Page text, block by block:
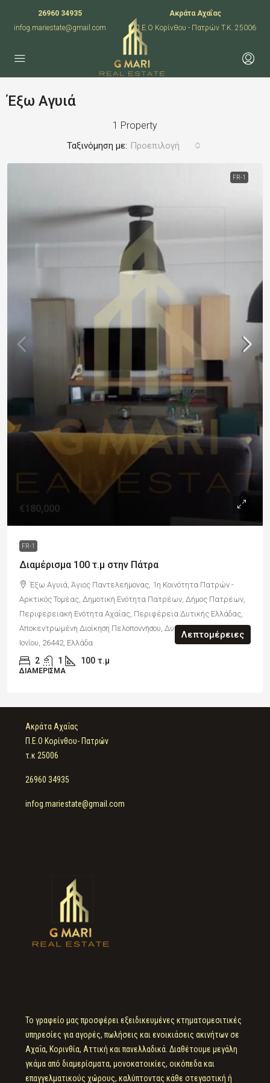
26960 34935
infog.mariestate@gmail.com
Ακράτα Αχαΐας
Π.Ε.Ο Κορίνθου - Πατρών T.K. 25006
Έξω Αγυιά
1 Property
Ταξινόμηση με: Προεπιλογή
FR-1
€180,000
FR-1
Διαμέρισμα 100 τ.μ στην Πάτρα
Έξω Αγυιά, Άγιος Παντελεήμονας, 1η Κοινότητα Πατρών -
Αρκτικός Τομέας, Δημοτική Ενότητα Πατρέων, Δήμος Πατρέων,
Περιφερειακή Ενότητα Αχαΐας, Περιφέρεια Δυτικής Ελλάδας,
Αποκεντρωμένη Διοίκηση Πελοποννήσου, Δυτικής Ελλάδας και
Ιονίου, 26442, Ελλάδα
2 1 100 τ.μ
ΔΙΑΜΈΡΙΣΜΑ
Λεπτομέρειες
Ακράτα Αχαΐας
Π.Ε.Ο Κορίνθου- Πατρών
τ.κ 25006
26960 34935
infog.mariestate@gmail.com
Το γραφείο μας προσφέρει εξειδικευμένες κτηματομεσιτικές
υπηρεσίες για αγορές, πωλήσεις και ενοικιάσεις ακινήτων σε
Αχαΐα, Κορινθία, Αττική και πανελλαδικά. Διαθέτουμε μεγάλη
γκάμα από διαμερίσματα, μονοκατοικίες, οικόπεδα και
επαγγελματικούς χώρους, καλύπτοντας κάθε στεγαστική ή